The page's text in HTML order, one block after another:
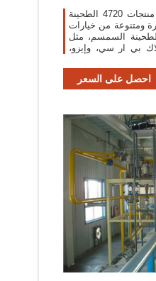
حول المنتج والموردين: يقدم منتجات 4720 الطحينة
ومتنوعة من خيارات
الطحينة السمسم، مثل sesame paste.يمكنك أيضًا
بي ار سي، وإيزو،
احصل على السعر